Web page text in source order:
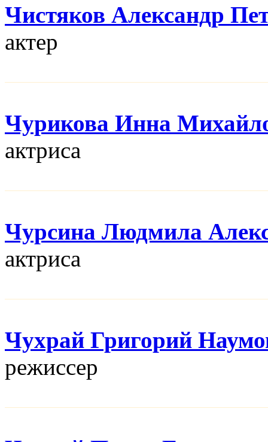
Чистяков Александр
актер
Чурикова Инна
актриса
Чурсина Людмила
актриса
Чухрай Григорий
режисcер